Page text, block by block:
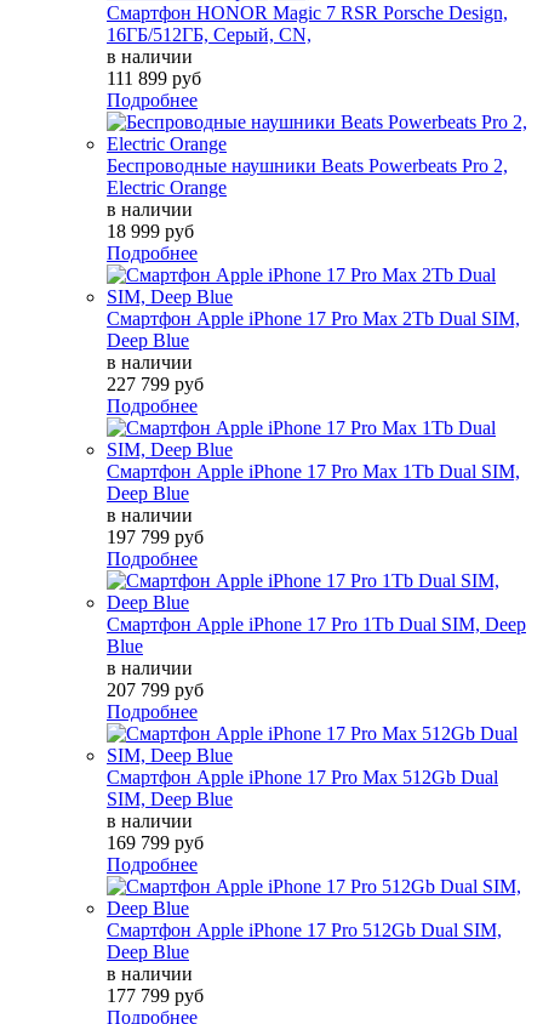
Смартфон HONOR Magic 7 RSR Porsche Design,
16ГБ/512ГБ, Серый, СN,
в наличии
111 899 руб
Подробнее
Беспроводные наушники Beats Powerbeats Pro 2,
Electric Orange
в наличии
18 999 руб
Подробнее
Смартфон Apple iPhone 17 Pro Max 2Tb Dual SIM,
Deep Blue
в наличии
227 799 руб
Подробнее
Смартфон Apple iPhone 17 Pro Max 1Tb Dual SIM,
Deep Blue
в наличии
197 799 руб
Подробнее
Смартфон Apple iPhone 17 Pro 1Tb Dual SIM, Deep
Blue
в наличии
207 799 руб
Подробнее
Смартфон Apple iPhone 17 Pro Max 512Gb Dual
SIM, Deep Blue
в наличии
169 799 руб
Подробнее
Смартфон Apple iPhone 17 Pro 512Gb Dual SIM,
Deep Blue
в наличии
177 799 руб
Подробнее